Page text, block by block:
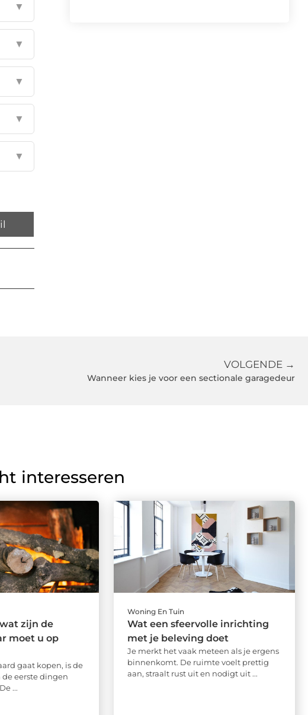
▼
▼
▼
▼
▼
VOLGENDE →
Wanneer kies je voor een sectionale garagedeur
interesseren
zijn de
moet u op
gaat kopen, is de
de eerste dingen
...
Woning En Tuin
Wat een sfeervolle inrichting
met je beleving doet
Je merkt het vaak meteen als je ergens
binnenkomt. De ruimte voelt prettig
aan, straalt rust uit en nodigt uit ...